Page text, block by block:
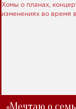
«Мечтаю о